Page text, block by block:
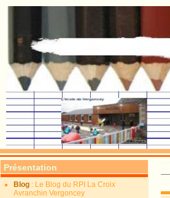
Présentation
Blog : Le Blog du RPI La Croix
Avranchin Vergoncey